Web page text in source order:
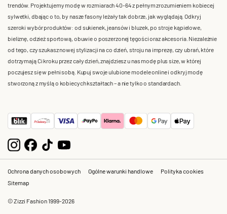
trendów. Projektujemy modę w rozmiarach 40-64 z pełnym zrozumieniem kobiecej
sylwetki, dbając o to, by nasze fasony leżały tak dobrze, jak wyglądają. Odkryj
szeroki wybór produktów: od sukienek, jeansów i bluzek, po stroje kąpielowe,
bieliznę, odzież sportową, obuwie o poszerzonej tęgości oraz akcesoria. Niezależnie
od tego, czy szukasz nowej stylizacji na co dzień, stroju na imprezę, czy ubrań, które
dotrzymają Ci kroku przez cały dzień, znajdziesz u nas modę plus size, w której
poczujesz się w pełni sobą. Kupuj swoje ulubione modele online i odkryj modę
stworzoną z myślą o kobiecych kształtach – a nie tylko o standardach.
Ochrona danych osobowych Ogólne warunki handlowe
Polityka cookies
Sitemap
© Zizzi Fashion 1999-2026